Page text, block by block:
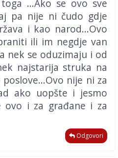
...Ako se ovo sve
pa nije ni čudo gdje
i kao narod...Ovo
ili im negdje van
nek se oduzimaju i od
najstarija struka na
nije ni za
ako uopšte i jesmo
ovo i za građane i za
Odgovori